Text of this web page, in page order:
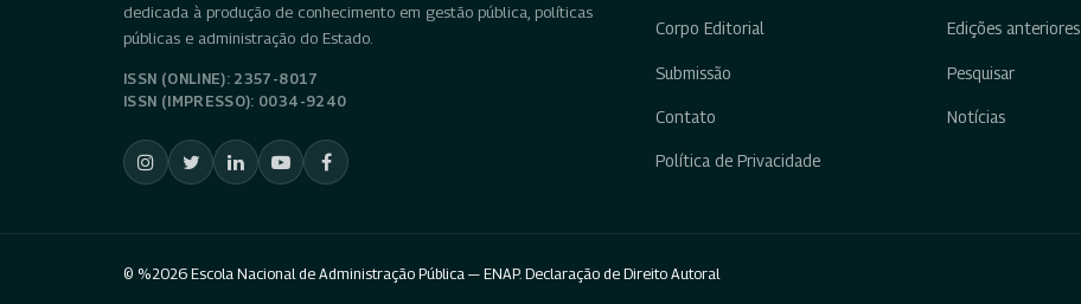
dedicada à produção de conhecimento em gestão pública, políticas
públicas e administração do Estado.
ISSN (ONLINE): 2357-8017
ISSN (IMPRESSO): 0034-9240
Corpo Editorial
Submissão
Contato
Política de Privacidade
Edições anteriores
Pesquisar
Notícias
© %2026 Escola Nacional de Administração Pública — ENAP. Declaração de Direito Autoral